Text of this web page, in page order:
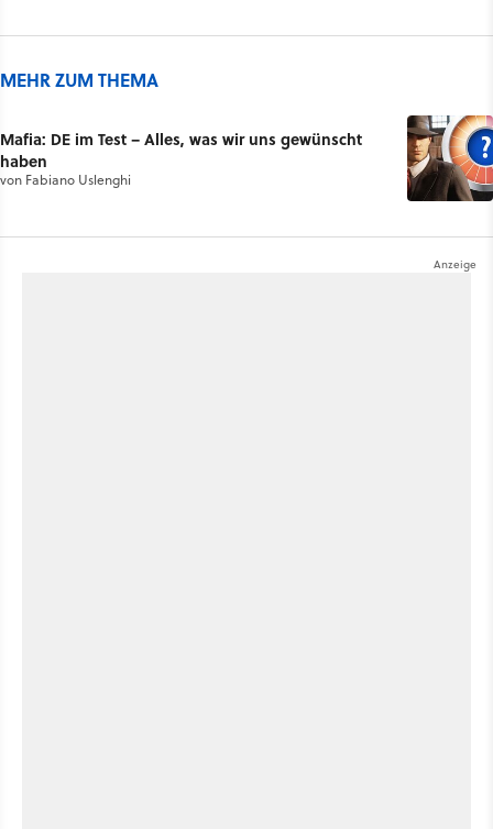
MEHR ZUM THEMA
Mafia: DE im Test – Alles, was wir uns gewünscht
haben
von Fabiano Uslenghi